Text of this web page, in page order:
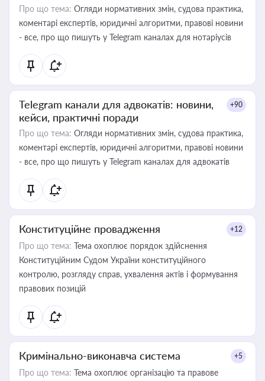
Про що тема: Огляди нормативних змін, судова практика,
коментарі експертів, юридичні алгоритми, правові новини
- все, про що пишуть у Telegram каналах для нотаріусів
Telegram канали для адвокатів: новини,
кейси, практичні поради
+90
Про що тема: Огляди нормативних змін, судова практика,
коментарі експертів, юридичні алгоритми, правові новини
- все, про що пишуть у Telegram каналах для адвокатів
Конституційне провадження +12
Про що тема: Тема охоплює порядок здійснення
Конституційним Судом України конституційного
контролю, розгляду справ, ухвалення актів і формування
правових позицій
Кримінально-виконавча система +5
Про що тема: Тема охоплює організацію та правове